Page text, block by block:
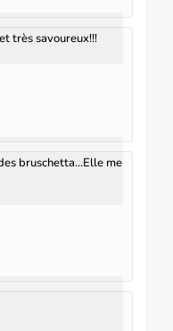
très savoureux!!!
bruschetta...Elle me